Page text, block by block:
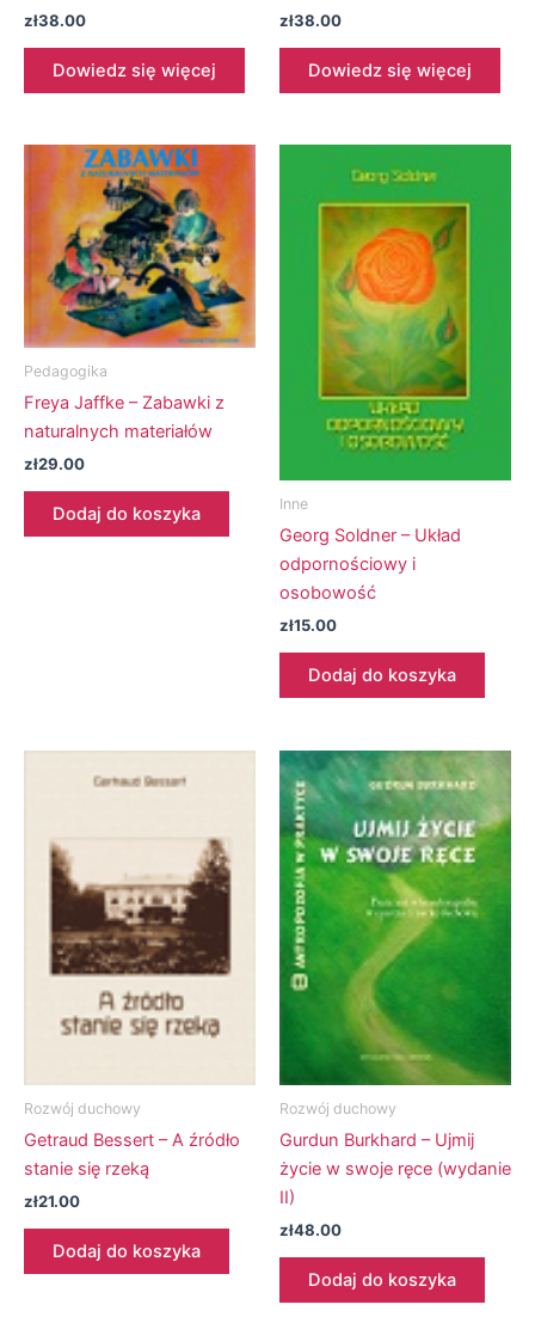
zł38.00
Dowiedz się więcej
zł38.00
Dowiedz się więcej
Pedagogika
Freya Jaffke – Zabawki z
naturalnych materiałów
zł29.00
Dodaj do koszyka
Inne
Georg Soldner – Układ
odpornościowy i
osobowość
zł15.00
Dodaj do koszyka
Rozwój duchowy
Getraud Bessert – A źródło
stanie się rzeką
zł21.00
Dodaj do koszyka
Rozwój duchowy
Gurdun Burkhard – Ujmij
życie w swoje ręce (wydanie
II)
zł48.00
Dodaj do koszyka